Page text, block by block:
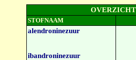
OVERZICHT
STOFNAAM
alendroninezuur
ibandroninezuur